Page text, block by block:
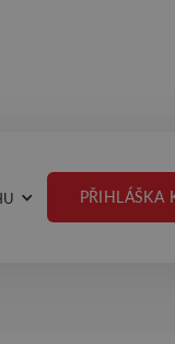
PŘIHLÁŠKA